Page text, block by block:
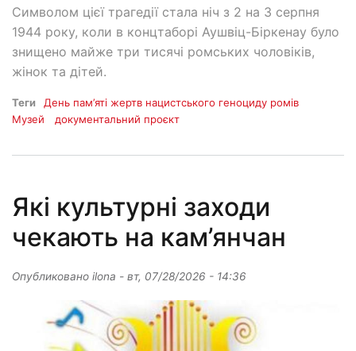
Символом цієї трагедії стала ніч з 2 на 3 серпня
1944 року, коли в концтаборі Аушвіц-Біркенау було
знищено майже три тисячі ромських чоловіків,
жінок та дітей.
Теги
День пам’яті жертв нацистського геноциду ромів
Музей
документальний проєкт
Які культурні заходи
чекають на кам’янчан
Опубликовано ilona - вт, 07/28/2026 - 14:36